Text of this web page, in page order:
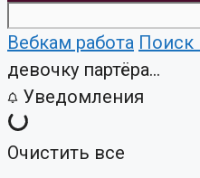
Вебкам работа Поиск
девочку партёра...
Уведомления
Очистить все